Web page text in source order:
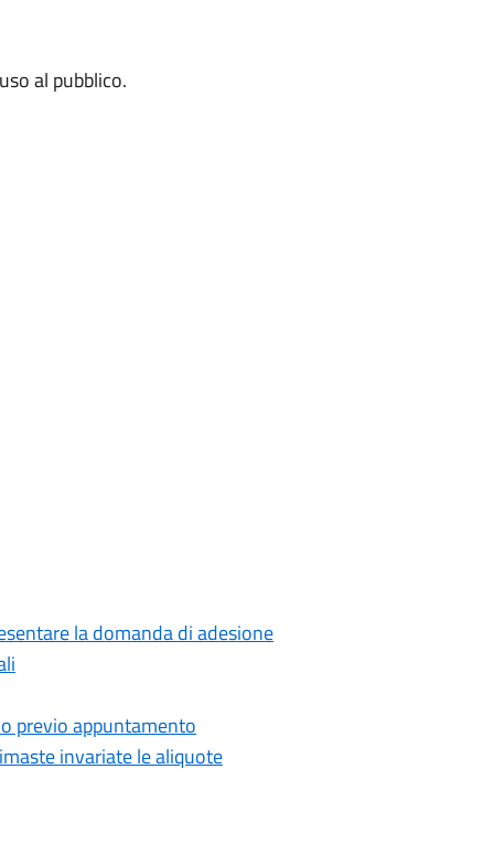
al pubblico.
la domanda di adesione
previo appuntamento
invariate le aliquote